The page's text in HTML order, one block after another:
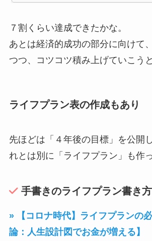
７割くらい達成できたかな。
あとは経済的成功の部分に向けて
つつ、コツコツ積み上げていこう
ライフプラン表の作成もあり
先ほどは「４年後の目標」を公開
れとは別に「ライフプラン」も作
手書きのライフプラン書き
» 【コロナ時代】ライフプランの
論：人生設計図でお金が増える】